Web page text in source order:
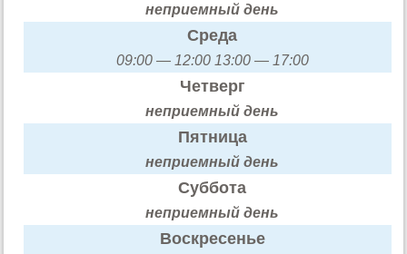
неприемный день
Среда
09:00 — 12:00 13:00 — 17:00
Четверг
неприемный день
Пятница
неприемный день
Суббота
неприемный день
Воскресенье